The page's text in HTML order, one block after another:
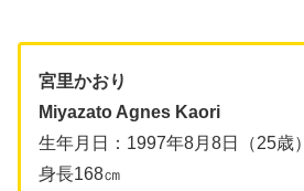
宮里かおり
Miyazato Agnes Kaori
生年月日：1997年8月8日（25歳）
身長168㎝